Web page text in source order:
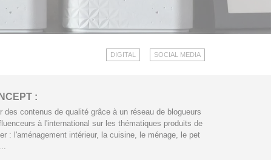
DIGITAL SOCIAL MEDIA
:
des contenus de qualité grâce à un réseau de blogueurs
à l'international sur les thématiques produits de
: l'aménagement intérieur, la cuisine, le ménage, le pet